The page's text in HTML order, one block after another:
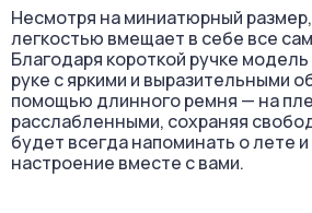
Несмотря на миниатюрный
легкостью вмещает в себе все
Благодаря короткой ручке
руке с яркими и выразительными
помощью длинного ремня — на
расслабленными, сохраняя
будет всегда напоминать о лете
настроение вместе с вами.